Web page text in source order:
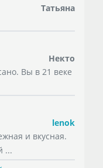
Татьяна
Некто
Вы в 21 веке
lenok
и вкусная.
...